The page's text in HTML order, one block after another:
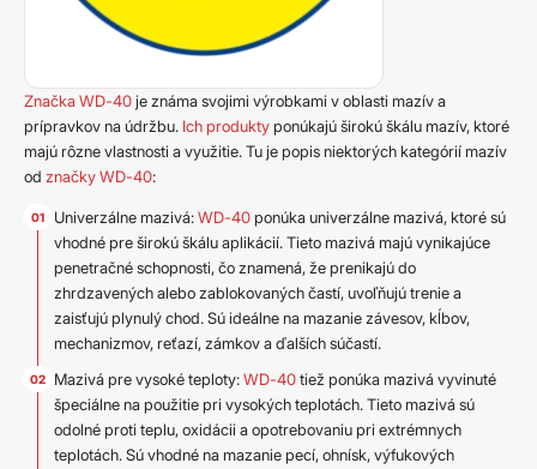
Značka WD-40je známa svojimi výrobkami v oblasti mazív a
prípravkov na údržbu. Ich produktyponúkajú širokú škálu mazív, ktoré
majú rôzne vlastnosti a využitie. Tu je popis niektorých kategórií mazív
od značky WD-40:
Univerzálne mazivá:WD-40ponúka univerzálne mazivá, ktoré sú
vhodné pre širokú škálu aplikácií. Tieto mazivá majú vynikajúce
penetračné schopnosti, čo znamená, že prenikajú do
zhrdzavených alebo zablokovaných častí, uvoľňujú trenie a
zaisťujú plynulý chod. Sú ideálne na mazanie závesov, kĺbov,
mechanizmov, reťazí, zámkov a ďalších súčastí.
Mazivá pre vysoké teploty:WD-40tiež ponúka mazivá vyvinuté
špeciálne na použitie pri vysokých teplotách. Tieto mazivá sú
odolné proti teplu, oxidácii a opotrebovaniu pri extrémnych
teplotách. Sú vhodné na mazanie pecí, ohnísk, výfukových